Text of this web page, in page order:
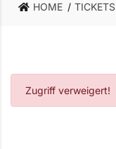
HOME TICKETS
Zugriff verweigert!